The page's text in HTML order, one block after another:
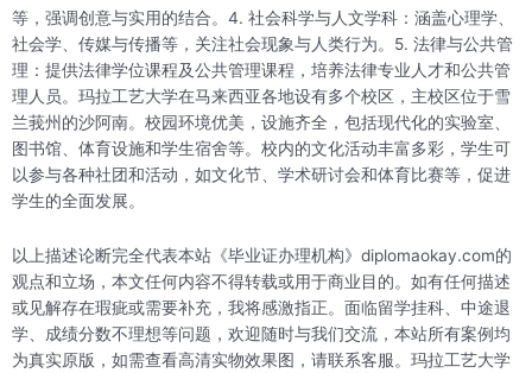
等，强调创意与实用的结合。4. 社会科学与人文学科：涵盖心理学、
社会学、传媒与传播等，关注社会现象与人类行为。5. 法律与公共管
理：提供法律学位课程及公共管理课程，培养法律专业人才和公共管
理人员。玛拉工艺大学在马来西亚各地设有多个校区，主校区位于雪
兰莪州的沙阿南。校园环境优美，设施齐全，包括现代化的实验室、
图书馆、体育设施和学生宿舍等。校内的文化活动丰富多彩，学生可
以参与各种社团和活动，如文化节、学术研讨会和体育比赛等，促进
学生的全面发展。
以上描述论断完全代表本站《毕业证办理机构》diplomaokay.com的
观点和立场，本文任何内容不得转载或用于商业目的。如有任何描述
或见解存在瑕疵或需要补充，我将感激指正。面临留学挂科、中途退
学、成绩分数不理想等问题，欢迎随时与我们交流，本站所有案例均
为真实原版，如需查看高清实物效果图，请联系客服。玛拉工艺大学